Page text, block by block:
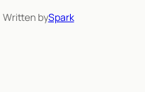
Written bySpark